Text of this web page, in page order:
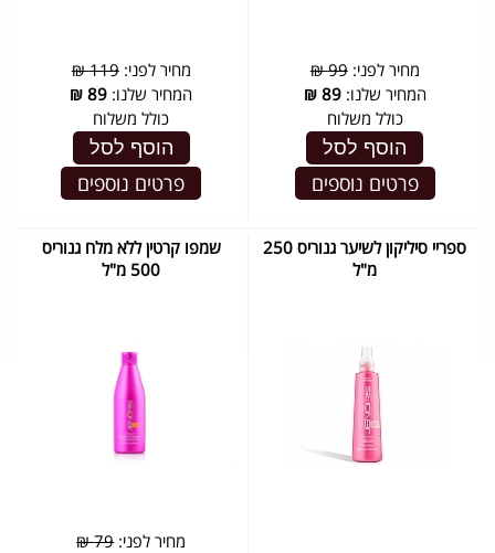
מחיר לפני:99 ₪
המחיר שלנו:89
₪
כולל משלוח
הוסף לסל
פרטים נוספים
מחיר לפני:119 ₪
המחיר שלנו: 89
₪
כולל משלוח
הוסף לסל
פרטים נוספים
ספריי סיליקון לשיער גנוריס 250
מ"ל
שמפו קרטין ללא מלח גנוריס
500 מ"ל
מחיר לפני:79 ₪